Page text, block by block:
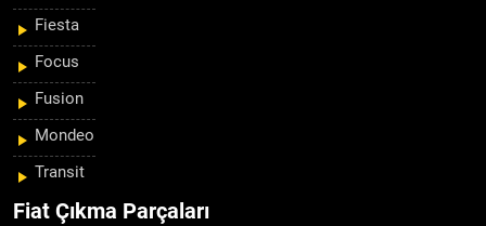
Fiesta
Focus
Fusion
Mondeo
Transit
Fiat Çıkma Parçaları